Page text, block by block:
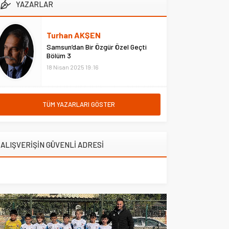
Kurucusu Ayten Rehimova’nın ev
sahipliğinde başkentte
gerçekleştirilen görüşmede,
YAZARLAR
Turhan AKŞEN
Samsun’dan Bir Özgür Özel Geçti
Bölüm 3
18 Nisan 2025 19:16
TÜM YAZARLARI GÖSTER
ALIŞVERİŞİN GÜVENLİ ADRESİ